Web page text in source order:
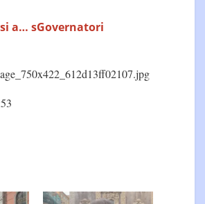
a… sGovernatori